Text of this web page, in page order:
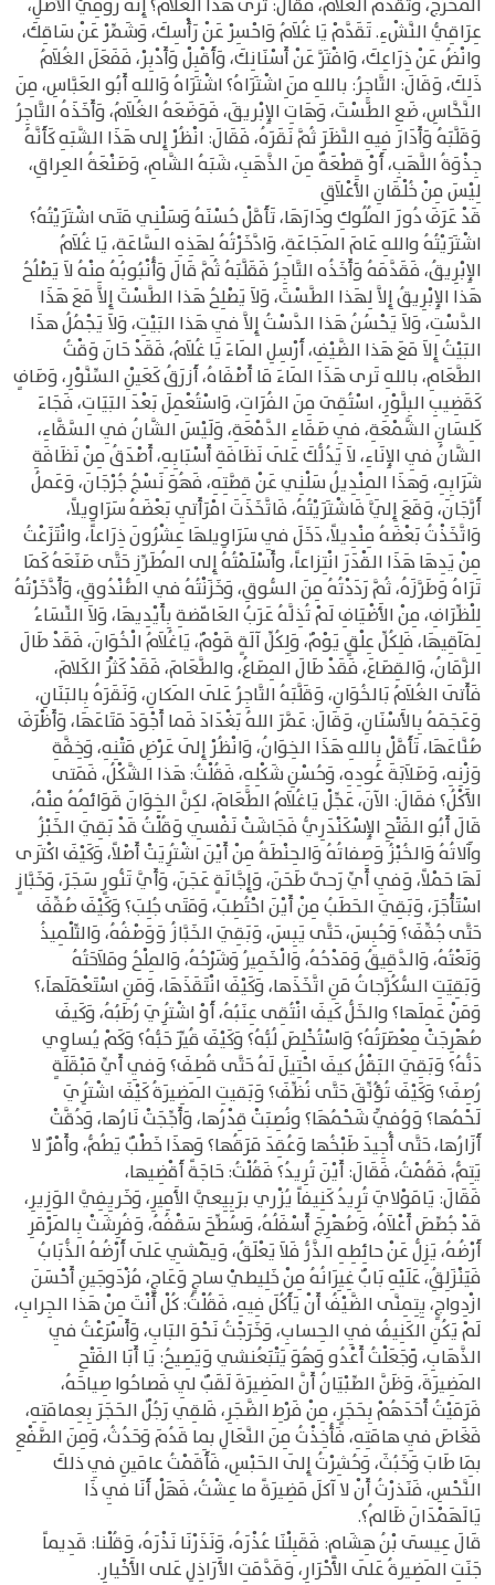
المَخْرَجُ، وَتقَدَّمَ الغُلاَمُ، فَقَالَ: تَرى هذَا الغُلاَمَ؟ إِنَّهُ رُومِيُّ الأَصْلِ،
عِرَاقِيُّ النَّشْءِ. تَقَدَّمْ يَا غُلاَمُ وَاحْسِرْ عَنْ رَأْسِكَ، وَشَمِّرْ عَنْ سَاقِكَ،
وانْضُ عَنْ ذِرَاعِكَ، وَافْتَرَّ عَنْ أَسْنَانِكَ، وَأَقْبِلْ وَأَدْبِرْ، فَفَعَلَ الغُلاَمُ
ذَلِكَ، وَقَالَ: التَّاجِرُ: باللهِ منَ ِاشْتَرَاهُ؟ اشْتَرَاهُ وَاللهِ أَبُو العَبَّاسِ، مِنَ
النَّخَّاسِ، ضَعِ الطَّسْتَ، وَهَاتِ الإِبْريقَ، فَوَضَعَهُ الغُلاَمُ، وَأَخَذَهُ التَّاجِرُ
وَقَلَّبَهُ وَأَدَارَ فِيهِ النَّظَرَ ثُمَّ نَقَرَهُ، فَقَالَ: انْظُرْ إِلى هَذَا الشَّبَهِ كَأَنَّهُ
جِذْوَةُ اللَّهَبِ، أَوْ قِطْعَةٌ مِنَ الذَّهَبِ، شَبَهُ الشَّامِ، وَصَنْعَةُ العِراقِ،
لِيْسَ مِنْ خُلْقَانِ الأَعْلاَقِ
قَدْ عَرَفَ دُورَ المُلُوكِ ودَارَهَا، تَأَمَّلْ حُسْنَهُ وَسَلْنِي مَتَى اشْتَرَيْتُهُ؟
اشْتَرَيْتُهُ واللهِ عَامَ المَجَاعَةِ، وَادَّخَرْتُهُ لِهَذِهِ السَّاعَةِ، يَا غُلاَمُ
الإِبْرِيقُ، فَقَدَّمَهُ وَأَخَذُه التَّاجِرُ فَقَلَّبَهُ ثُمَّ قَالَ وَأُنْبُوبُهُ مِنْهُ لاَ يَصْلُحُ
هَذا الإِبْرِيقُ إِلاَّ لِهَذا الطَّسْتَ، وَلاَ يَصْلِحُ هَذا الطَّسْتَ إِلاَّ مَعَ هَذَا
الدَّسْتِ، وَلاَ يَحْسُنُ هَذا الدَّسْتُ إِلاَّ فِي هَذا البَيْتِ، وَلاَ يَجْمُلُ هذَا
البَيْتُ إِلاَ مَعَ هَذا الضَّيْفِ، أَرْسِلِ المَاءَ يَا غُلاَمُ، فَقَدْ حَانَ وَقْتُ
الطَّعَامِ، باللهِ تَرى هَذَا المَاءَ مَا أَصْفَاهُ، أَزرَقُ كَعَيْنِ السِّنَّوْرِ، وَصَافٍ
كَقَضِيبِ البِلَّوْرِ، اسْتُقِىَ مِنَ الفُرَاتِ، وَاسْتُعْمِلَ بَعْدَ البَيَاتِ، فَجَاءَ
كَلِسَانِ الشَّمْعَةِ، فِي صَفَاءِ الدَّمْعَةِ، وَلَيْسَ الشَّانُ فِي السَّقَّاءِ،
الشَّانُ فِي الإِنَاءِ، لاَ يَدُلُّكَ عَلَى نَظَافَةِ أَسْبَابِهِ، أَصْدَقُ مِنْ نَظَافَةِ
شَرَابِهِ، وَهذَا المِنْدِيلُ سَلْنِي عَنْ قِصَّتِهِ، فَهُوَ نَسْجُ جُرْجَانَ، وَعَملُ
أَرَّجَانَ، وَقَعَ إِلَيَّ فَاشْتَرَيْتُهُ، فَاتَّخَذَتَ امْرَأَتِي بَعْضَهُ سَرَاوِيلاً،
وَاتَّخَذْتُ بَعْضَهُ مِنْدِيلاً، دَخَلَ فِي سَرَاوِيلهَا عِشْرُونَ ذِرَاعاً، وانْتَزَعْتُ
مِنْ يَدِهَا هَذَا القْدَرَ انْتِزاعاً، وأَسْلَمْتُهُ إِلى المُطَرِّزِ حَتَّى صَنَعَهُ كَمَا
تَرَاهُ وَطَرَّزَهُ، ثُمَّ رَدَدْتُهُ مِنَ السُّوقِ، وَخَزَنْتُهُ في الصُّنْدُوقِ، وَأَدَّخَرْتُهُ
لِلْظِّرَافِ، مِنْ الأَضْيَافِ لَمْ تُذِلَّهُ عَرَبُ العَامّضةِ بِأَيْدِيهَا، وَلاَ النِّسَاءُ
لِمَآقِيهَا، فَلِكُلِّ عِلْقٍ يَوْمٌ، وَلِكُلِّ آلَةٍ قَوْمٌ، يَاغُلاَمُ الْخُوَانَ، فَقَدْ طَالَ
الزَّمَانُ، وَالقِصَاعَ، فَقَدْ طَالَ المِصَاعُ، والطَّعَامَ، فَقَدْ كَثْرَ الكَلامَ،
فَأَتَى الغُلاَمُ بَالخُوَانِ، وَقَلَّبَهُ التَّاجِرُ عَلَى المَكانِ، وَنَقَرَهُ بِالبَنَانِ،
وَعَجَمَهُ بِالأَسْنَانِ، وَقَالَ: عَمَّرَ اللهُ بَغْدَادَ فَما أَجْوَدَ مَتَاعَهَا، وَأَظْرَفَ
صُنَّاعَهَا، تَأَمَّلْ بِاللهِ هَذَا الخِوَانُ، وَانْظُرْ إِلَى عَرْضِ مَتْنِهِ، وَخِفَّةِ
وَزْنِهِ، وَصَلاَبَةَ عُودِهِ، وَحُسْنِ شَكْلِهِ، فَقُلْتُ: هَذا الشَّكْلُ، فَمَتى
الأَكْلُ؟ فقَالَ: الآنَ، عَجِّلْ يَاغُلاَمُ الطَّعَامَ، لكِنَّ الخِوَانَ قَوَائِمُهُ مِنْهُ،
قَالَ أَبُو الفَتْحِ الإِسْكَنْدَرِيُّ فَجَاشَتْ نَفْسِي وَقُلْتُ قَدْ بَقِيَ الخَبْزُ
وآَلاتُهُ وَالخُبْزُ وَصِفاتُهُ وَالحِنْطَةُ مِنْ أَيْنَ اشْتُرِيَتْ أَصْلاً، وَكَيْفَ اكْتَرى
لَهَا حَمْلاً، وَفِي أَيِّ رَحىً طَحَنَ، وَإِجَّانَةٍ عَجَنَ، وَأَيَّ تَنُّورٍ سَجَرَ، وَخَبَّازٍ
اسْتَأْجَرَ، وَبَقِيَ الحَطَبُ مِنْ أَيْنَ احْتُطِبَ، وَمَتَى جُلِبَ؟ وَكَيْفَ صُفِّفَ
حَتَّى جُفِّفَ؟ وَحُبِسَ، حَتَّى يَبِسَ، وَبَقِيَ الخَبَّازُ وَوَصْفُهُ، وَالتِّلْمِيذُ
وَنَعْتُهُ، وَالدَّقِيقُ وَمَدْحُهُ، وَالْخَمِيرُ وَشَرْحُهُ، وَالمِلْحُ ومَلاَحَتُهُ
وَبَقِيَتِ السُّكُرَّجاتُ مَنِ اتَّخَذَها، وَكَيْفَ انْتَقَذَهَا، وَمَنِ اسْتَعْمَلَهاَ،؟
وَمَنْ عَمِلَها؟ والخَلُّ كَيفَ انْتُقِى عِنَبُهُ، أَوْ اشْتُرِيَ رُطَبُهُ، وَكَيفَ
صُهْرِجَتْ مِعْصَرَتُهُ؟ وَاسْتُخْلِصَ لُبُّهُ؟ وَكَيْفَ قُيِّرَ حَبُّهُ؟ وَكَمْ يُساوِي
دَنُّهُ؟ وَبَقِيَ البَقْلُ كيفَ احْتِيلَ لَهُ حَتَّى قُطِفَ؟ وَفِي أَيِّ مَبْقَلَةٍ
رُصِفَ؟ وَكَيْفَ تُؤُنِّقَ حَتَّى نُظِّفَ؟ وَبَقيتِ المَضِيرَةُ كَيْفَ اشْتُرِيَ
لَحْمُها؟ وَوُفِّيَ شَحْمُهَا؟ ونُصِبَتْ قِدْرُها، وَأَجِّجَتْ نَارُها، وَدُقَّتْ
أَزَارُها، حَتَّى أُجِيدَ طَبْخُها وَعُقِدَ مَرَقُها؟ وَهذَا خَطْبٌ يَطُمُّ، وأَمْرٌ لا
يَتِمُّ، فَقُمْتُ، فَقَالَ: أَيْنَ تُرِيدُ؟ فَقُلْتُ: حَاجَةً أَقْضِيها،
فَقَالَ: يَامَوْلايَ تُرِيدُ كَنِيفاً يُزْري برَبِيِعيَّ الأَمِيرِ، وَخَريِفِيَّ الوَزِيرِ،
قَدْ جُصِّصَ أَعْلاَهُ، وَصُهْرِجَ أَسْفَلُهُ، وَسُطِّحَ سَقْفُهُ، وَفُرِشَتْ بِالمَرْمَرِ
أَرْضُهُ، يَزِلُّ عَنْ حائِطِهِ الذَّرُّ فَلاَ يَعْلَقُ، وَيَمْشِي عَلَى أَرْضُهُ الذُّبَابُ
فَيَنْزَلِقُِ، عَلَيْهِ بَابٌ غِيِرَانُهُ مِنْ خَلِيطيْ ساجٍ وَعَاجٍ، مُزْدَوجَينِ أَحْسَنَ
ازْدِواجٍ، يِتِمِنَّى الضَّيْفُ أَنْ يَأَكُلَ فِيهِ، فَقُلْتُ: كُلْ أَنْتَ مِنْ هَذا الجِرابِ،
لَمْ يَكُنِ الكَنِيفُ فِي الحِسابِ، وَخَرَجْتُ نَحْوَ البَابِ، وَأَسْرَعْتُ فِي
الذَّهَابِ، وََجَعَلْتُ أَعْدُو وَهُوَ يَتْبَعُنشي وَيَصِيحُ: يَا أَبَا الفَتْحِ
المَضِيرَةَ، وَظَنَّ الصِّبْيَانُ أَنَّ المَضِيرَةَ لَقَبٌ لِي فَصاحُوا صِياحَهُ،
فَرَمَيْتُ أَحَدَهُمْ بِحَجَرٍ، مِنْ فَرْطِ الضَّجَرِ، فَلقِي رَجُلٌ الحَجَرَ بِعِمامَتِهِ،
فَغَاصَ فِي هامَتِهِ، فَأُخِذْتُ مِنَ النَّعَالِ بِما قَدُمَ وَحَدُثُ، وَمِنَ الصَّفْعِ
بِمَا طَابَ وَخَبُثَ، وَحُشِرْتُ إِلَى الحَبْسِ، فَأَقَمْتُ عامَينِ فِي ذلكَ
النَّحْسِ، فَنَذرْتُ أَنْ لا آكلَ مَضِيرَةً ما عِشْتُ، فَهَلْ أَنَا فِي ذَا
يَالَهَمْدَانَ ظَالمُ؟.
قَالَ عِيسَى بْنُ هِشَامٍ: فَقَبِلْنَا عُذْرَهُ، وَنَذَرْنَا نَذْرَهُ، وَقُلْنا: قَدِيماً
جَنَتِ المَضِيرةُ عَلَى الأَحْرَارِ، وَقَدَّمَتِ الأَرَاذِلِ عَلى الأَخْيارِ.